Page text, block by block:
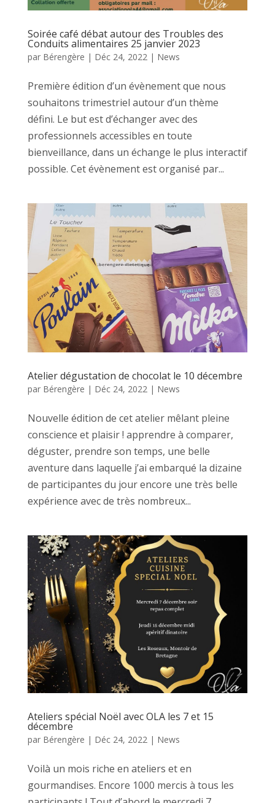
Soirée café débat autour des Troubles des
Conduits alimentaires 25 janvier 2023
par Bérengère | Déc 24, 2022 | News
Première édition d’un évènement que nous
souhaitons trimestriel autour d’un thème
défini. Le but est d’échanger avec des
professionnels accessibles en toute
bienveillance, dans un échange le plus interactif
possible. Cet évènement est organisé par...
Atelier dégustation de chocolat le 10 décembre
par Bérengère | Déc 24, 2022 | News
Nouvelle édition de cet atelier mêlant pleine
conscience et plaisir ! apprendre à comparer,
déguster, prendre son temps, une belle
aventure dans laquelle j’ai embarqué la dizaine
de participantes du jour encore une très belle
expérience avec de très nombreux...
Ateliers spécial Noël avec OLA les 7 et 15
décembre
par Bérengère | Déc 24, 2022| News
Voilà un mois riche en ateliers et en
gourmandises. Encore 1000 mercis à tous les